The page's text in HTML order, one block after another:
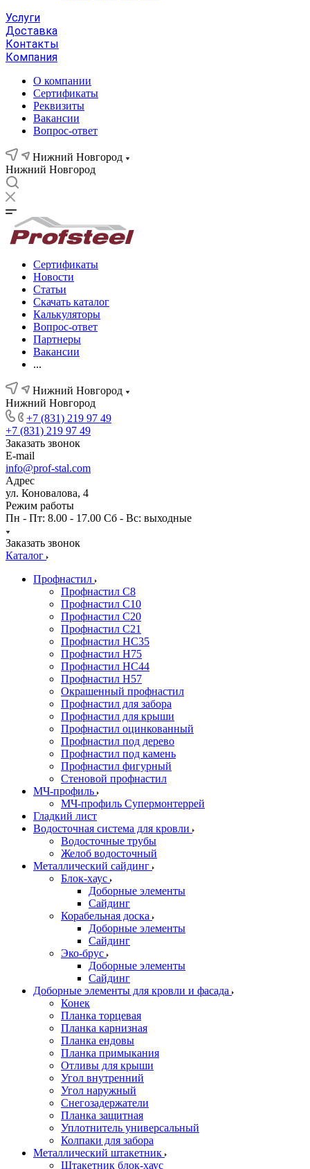
Услуги
Доставка
Контакты
Компания
О компании
Сертификаты
Реквизиты
Вакансии
Вопрос-ответ
Нижний Новгород
Нижний Новгород
Сертификаты
Новости
Статьи
Скачать каталог
Калькуляторы
Вопрос-ответ
Партнеры
Вакансии
...
Нижний Новгород
Нижний Новгород
+7 (831) 219 97 49
+7 (831) 219 97 49
Заказать звонок
E-mail
info@prof-stal.com
Адрес
ул. Коновалова, 4
Режим работы
Пн - Пт: 8.00 - 17.00 Сб - Вс: выходные
Заказать звонок
Каталог
Профнастил
Профнастил С8
Профнастил С10
Профнастил С20
Профнастил С21
Профнастил НС35
Профнастил Н75
Профнастил HC44
Профнастил Н57
Окрашенный профнастил
Профнастил для забора
Профнастил для крыши
Профнастил оцинкованный
Профнастил под дерево
Профнастил под камень
Профнастил фигурный
Стеновой профнастил
МЧ-профиль
МЧ-профиль Супермонтеррей
Гладкий лист
Водосточная система для кровли
Водосточные трубы
Желоб водосточный
Металлический сайдинг
Блок-хаус
Доборные элементы
Сайдинг
Корабельная доска
Доборные элементы
Сайдинг
Эко-брус
Доборные элементы
Сайдинг
Доборные элементы для кровли и фасада
Конек
Планка торцевая
Планка карнизная
Планка ендовы
Планка примыкания
Отливы для крыши
Угол внутренний
Угол наружный
Снегозадержатели
Планка защитная
Уплотнитель универсальный
Колпаки для забора
Металлический штакетник
Штакетник блок-хаус